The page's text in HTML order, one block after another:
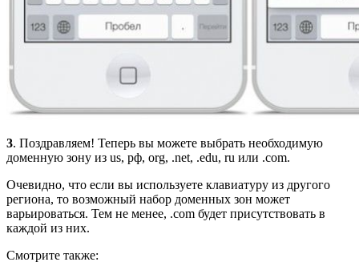
3. Поздравляем! Теперь вы можете выбрать необходимую
доменную зону из us, рф, org, .net, .edu, ru или .com.
Очевидно, что если вы используете клавиатуру из другого
региона, то возможный набор доменных зон может
варьироваться. Тем не менее, .com будет присутствовать в
каждой из них.
Смотрите также: